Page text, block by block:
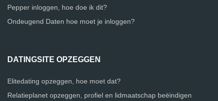
Pepper inloggen, hoe doe ik dit?
Ondeugend Daten hoe moet je inloggen?
DATINGSITE OPZEGGEN
Elitedating opzeggen, hoe moet dat?
Relatieplanet opzeggen, profiel en lidmaatschap beëindigen